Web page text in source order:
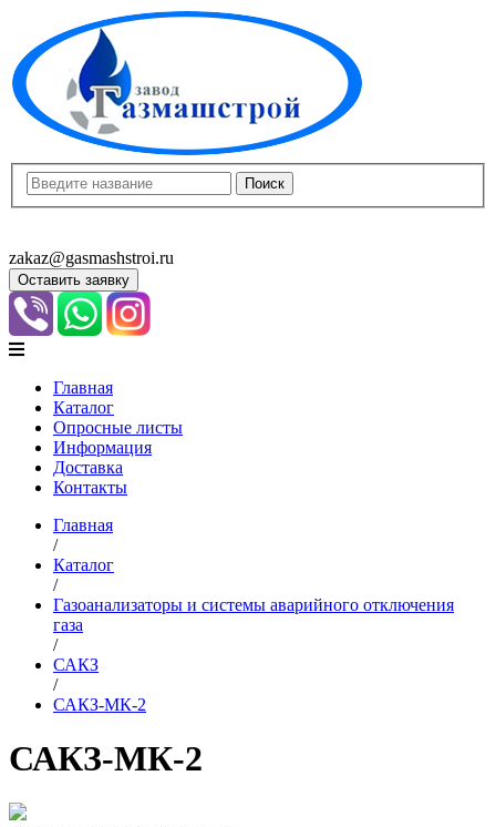
zakaz@gasmashstroi.ru
Оставить заявку
Главная
Каталог
Опросные листы
Информация
Доставка
Контакты
Главная
/
Каталог
/
Газоанализаторы и системы аварийного отключения
газа
/
САКЗ
/
САКЗ-МК-2
САКЗ-МК-2